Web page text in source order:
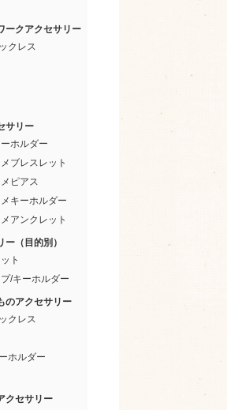
ークアクセサリー
クレス
サリー
ホルダー
ブレスレット
ピアス
キーホルダー
アンクレット
（目的別）
ト
/キーホルダー
のアクセサリー
クレス
ホルダー
クセサリー